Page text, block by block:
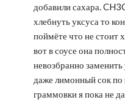
добавили сахара.
хлебнуть уксуса то
поймёте что не стоит
вот в соусе она
невозбранно
даже лимонный сок по
граммовки я пока не